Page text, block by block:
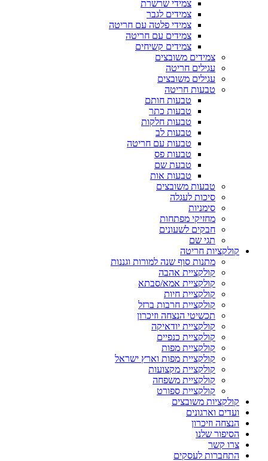
צמידי שרשרת
צמידים לגבר
צמידי פלטה עם חריטה
צמידים עם חריטה
צמידים קשיחים
צמידים משובצים
עגילים חריטה
עגילים משובצים
טבעות חריטה
טבעות חותם
טבעות כתר
טבעות חלקות
טבעות לב
טבעות עם חריטה
טבעות פס
טבעת שם
טבעות אות
טבעות משובצים
סיכות לעגלה
סימניות
מחזיקי מפתחות
חבקים לשעונים
תגי שם
קולקציות חריטה
מתנות סוף שנה למורות וגננות
קולקציית אהבה
קולקציית אמא/סבתא
קולקציית חיות
קולקציית חרבות ברזל
תכשיטי הנצחה וזיכרון
קולקציית יודאיקה
קולקציית כנפיים
קולקציית מפות
קולקציית מפות וארץ ישראל
קולקציית מקצועות
קולקציית משפחה
קולקציית ספורט
קולקציות משובצים
ועדים וארגונים
הנצחה וזיכרון
הסיפור שלנו
צרו קשר
התחברות לעסקים